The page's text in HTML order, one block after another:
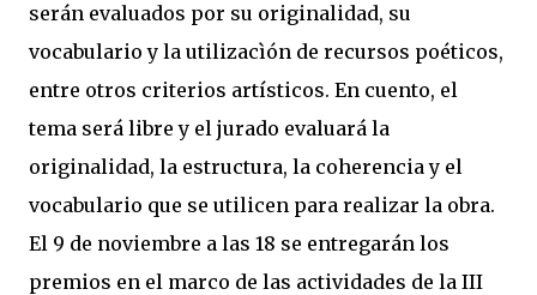
serán evaluados por su originalidad, su
vocabulario y la utilizacìón de recursos poéticos,
entre otros criterios artísticos. En cuento, el
tema será libre y el jurado evaluará la
originalidad, la estructura, la coherencia y el
vocabulario que se utilicen para realizar la obra.
El 9 de noviembre a las 18 se entregarán los
premios en el marco de las actividades de la III